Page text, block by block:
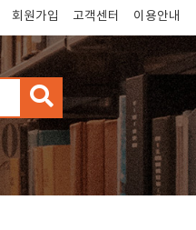
회원가입 고객센터 이용안내
검
색